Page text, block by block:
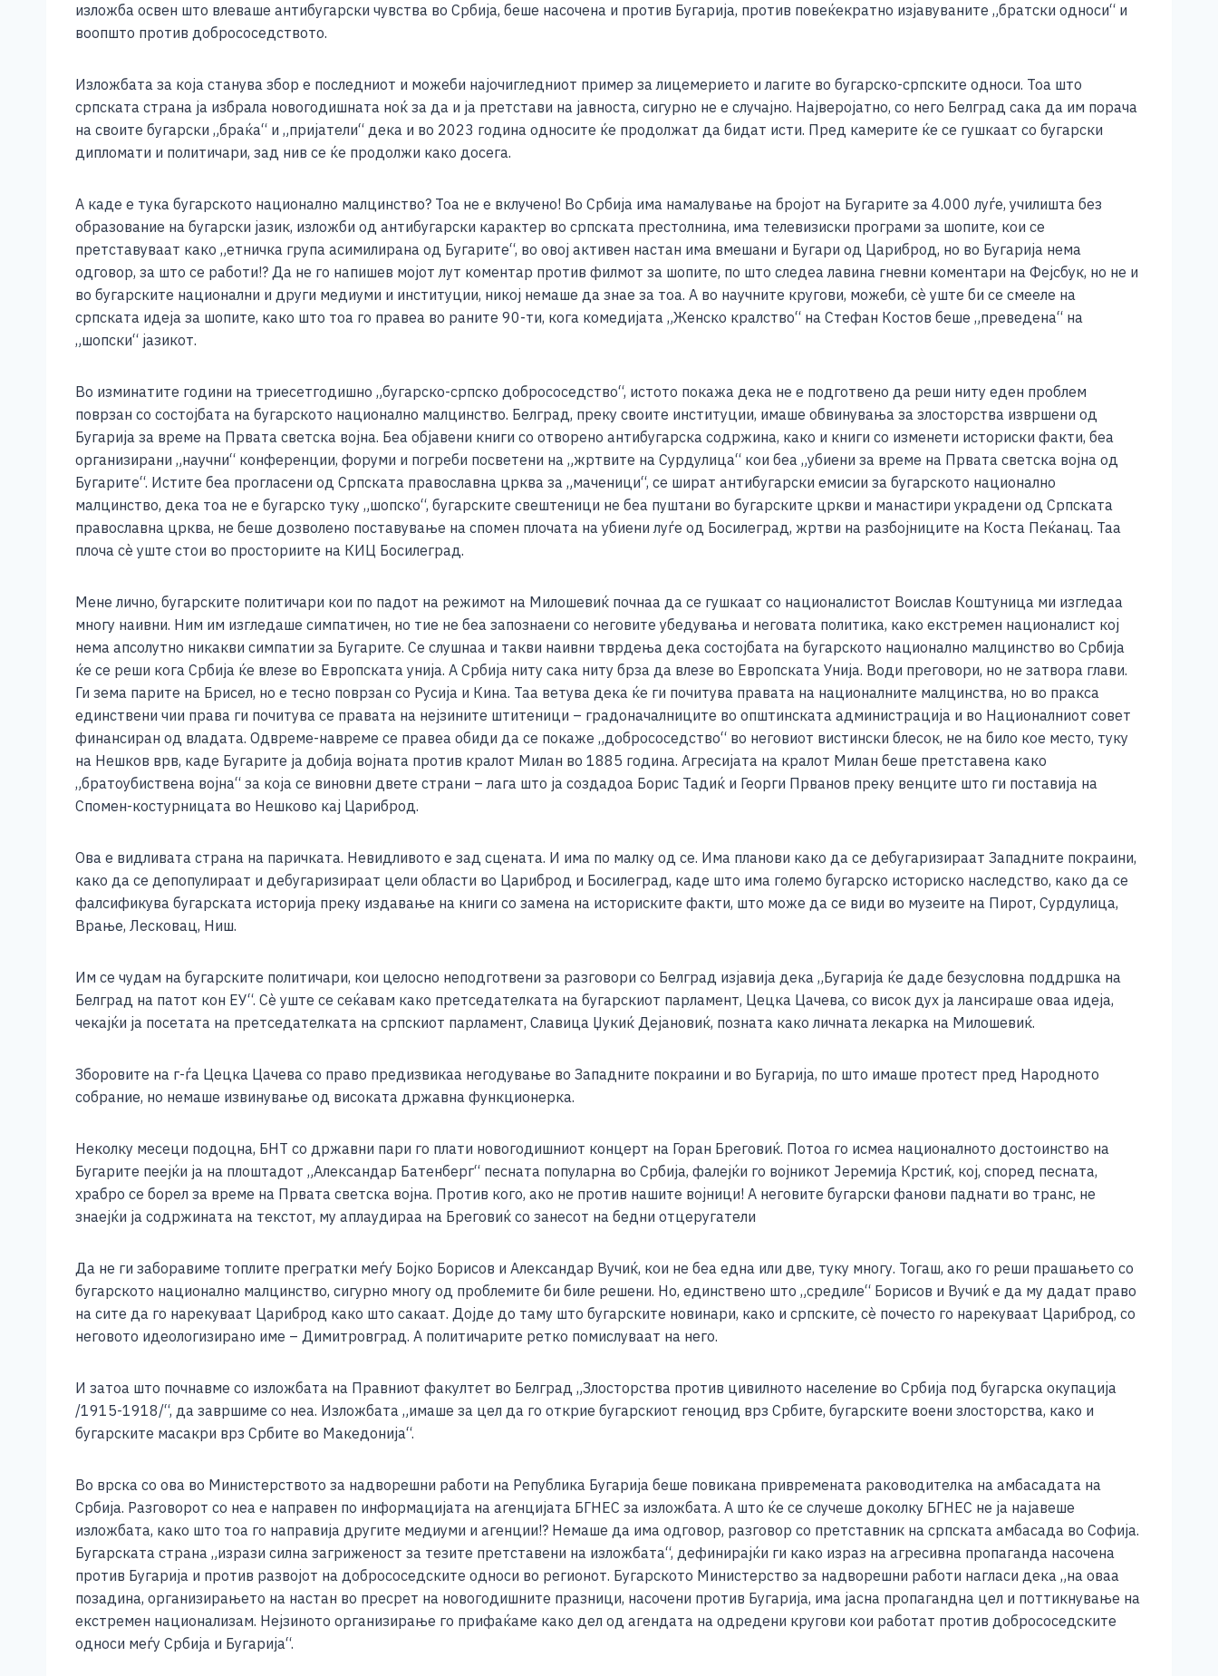
изложба освен што влеваше антибугарски чувства во Србија, беше насочена и против Бугарија, против повеќекратно изјавуваните „братски односи“ и
воопшто против добрососедството.
Изложбата за која станува збор е последниот и можеби најочигледниот пример за лицемерието и лагите во бугарско-српските односи. Тоа што
српската страна ја избрала новогодишната ноќ за да и ја претстави на јавноста, сигурно не е случајно. Најверојатно, со него Белград сака да им порача
на своите бугарски „браќа“ и „пријатели“ дека и во 2023 година односите ќе продолжат да бидат исти. Пред камерите ќе се гушкаат со бугарски
дипломати и политичари, зад нив се ќе продолжи како досега.
А каде е тука бугарското национално малцинство? Тоа не е вклучено! Во Србија има намалување на бројот на Бугарите за 4.000 луѓе, училишта без
образование на бугарски јазик, изложби од антибугарски карактер во српската престолнина, има телевизиски програми за шопите, кои се
претставуваат како „етничка група асимилирана од Бугарите“, во овој активен настан има вмешани и Бугари од Цариброд, но во Бугарија нема
одговор, за што се работи!? Да не го напишев мојот лут коментар против филмот за шопите, по што следеа лавина гневни коментари на Фејсбук, но не и
во бугарските национални и други медиуми и институции, никој немаше да знае за тоа. А во научните кругови, можеби, сè уште би се смееле на
српската идеја за шопите, како што тоа го правеа во раните 90-ти, кога комедијата „Женско кралство“ на Стефан Костов беше „преведена“ на
„шопски“ јазикот.
Во изминатите години на триесетгодишно „бугарско-српско добрососедство“, истото покажа дека не е подготвено да реши ниту еден проблем
поврзан со состојбата на бугарското национално малцинство. Белград, преку своите институции, имаше обвинувања за злосторства извршени од
Бугарија за време на Првата светска војна. Беа објавени книги со отворено антибугарска содржина, како и книги со изменети историски факти, беа
организирани „научни“ конференции, форуми и погреби посветени на „жртвите на Сурдулица“ кои беа „убиени за време на Првата светска војна од
Бугарите“. Истите беа прогласени од Српската православна црква за „маченици“, се шират антибугарски емисии за бугарското национално
малцинство, дека тоа не е бугарско туку „шопско“, бугарските свештеници не беа пуштани во бугарските цркви и манастири украдени од Српската
православна црква, не беше дозволено поставување на спомен плочата на убиени луѓе од Босилеград, жртви на разбојниците на Коста Пеќанац. Таа
плоча сѐ уште стои во просториите на КИЦ Босилеград.
Мене лично, бугарските политичари кои по падот на режимот на Милошевиќ почнаа да се гушкаат со националистот Воислав Коштуница ми изгледаа
многу наивни. Ним им изгледаше симпатичен, но тие не беа запознаени со неговите убедувања и неговата политика, како екстремен националист кој
нема апсолутно никакви симпатии за Бугарите. Се слушнаа и такви наивни тврдења дека состојбата на бугарското национално малцинство во Србија
ќе се реши кога Србија ќе влезе во Европската унија. А Србија ниту сака ниту брза да влезе во Европската Унија. Води преговори, но не затвора глави.
Ги зема парите на Брисел, но е тесно поврзан со Русија и Кина. Таа ветува дека ќе ги почитува правата на националните малцинства, но во пракса
единствени чии права ги почитува се правата на нејзините штитеници – градоначалниците во општинската администрација и во Националниот совет
финансиран од владата. Одвреме-навреме се правеа обиди да се покаже „добрососедство“ во неговиот вистински блесок, не на било кое место, туку
на Нешков врв, каде Бугарите ја добија војната против кралот Милан во 1885 година. Агресијата на кралот Милан беше претставена како
„братоубиствена војна“ за која се виновни двете страни – лага што ја создадоа Борис Тадиќ и Георги Прванов преку венците што ги поставија на
Спомен-костурницата во Нешково кај Цариброд.
Ова е видливата страна на паричката. Невидливото е зад сцената. И има по малку од се. Има планови како да се дебугаризираат Западните покраини,
како да се депопулираат и дебугаризираат цели области во Цариброд и Босилеград, каде што има големо бугарско историско наследство, како да се
фалсификува бугарската историја преку издавање на книги со замена на историските факти, што може да се види во музеите на Пирот, Сурдулица,
Врање, Лесковац, Ниш.
Им се чудам на бугарските политичари, кои целосно неподготвени за разговори со Белград изјавија дека „Бугарија ќе даде безусловна поддршка на
Белград на патот кон ЕУ“. Сè уште се сеќавам како претседателката на бугарскиот парламент, Цецка Цачева, со висок дух ја лансираше оваа идеја,
чекајќи ја посетата на претседателката на српскиот парламент, Славица Џукиќ Дејановиќ, позната како личната лекарка на Милошевиќ.
Зборовите на г-ѓа Цецка Цачева со право предизвикаа негодување во Западните покраини и во Бугарија, по што имаше протест пред Народното
собрание, но немаше извинување од високата државна функционерка.
Неколку месеци подоцна, БНТ со државни пари го плати новогодишниот концерт на Горан Бреговиќ. Потоа го исмеа националното достоинство на
Бугарите пеејќи ја на плоштадот „Александар Батенберг“ песната популарна во Србија, фалејќи го војникот Јеремија Крстиќ, кој, според песната,
храбро се борел за време на Првата светска војна. Против кого, ако не против нашите војници! А неговите бугарски фанови паднати во транс, не
знаејќи ја содржината на текстот, му аплаудираа на Бреговиќ со занесот на бедни отцеругатели
Да не ги заборавиме топлите прегратки меѓу Бојко Борисов и Александар Вучиќ, кои не беа една или две, туку многу. Тогаш, ако го реши прашањето со
бугарското национално малцинство, сигурно многу од проблемите би биле решени. Но, единствено што „средиле“ Борисов и Вучиќ е да му дадат право
на сите да го нарекуваат Цариброд како што сакаат. Дојде до таму што бугарските новинари, како и српските, сè почесто го нарекуваат Цариброд, со
неговото идеологизирано име – Димитровград. А политичарите ретко помислуваат на него.
И затоа што почнавме со изложбата на Правниот факултет во Белград „Злосторства против цивилното население во Србија под бугарска окупација
/1915-1918/“, да завршиме со неа. Изложбата „имаше за цел да го открие бугарскиот геноцид врз Србите, бугарските воени злосторства, како и
бугарските масакри врз Србите во Македонија“.
Во врска со ова во Министерството за надворешни работи на Република Бугарија беше повикана привремената раководителка на амбасадата на
Србија. Разговорот со неа е направен по информацијата на агенцијата БГНЕС за изложбата. А што ќе се случеше доколку БГНЕС не ја најавеше
изложбата, како што тоа го направија другите медиуми и агенции!? Немаше да има одговор, разговор со претставник на српската амбасада во Софија.
Бугарската страна „изрази силна загриженост за тезите претставени на изложбата“, дефинирајќи ги како израз на агресивна пропаганда насочена
против Бугарија и против развојот на добрососедските односи во регионот. Бугарското Министерство за надворешни работи нагласи дека „на оваа
позадина, организирањето на настан во пресрет на новогодишните празници, насочени против Бугарија, има јасна пропагандна цел и поттикнување на
екстремен национализам. Нејзиното организирање го прифаќаме како дел од агендата на одредени кругови кои работат против добрососедските
односи меѓу Србија и Бугарија“.